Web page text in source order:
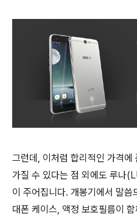
그런데, 이처럼 합리적인 가격
가질 수 있다는 점 외에도 루나
이 주어집니다. 개봉기에서 말
대폰 케이스, 액정 보호필름이